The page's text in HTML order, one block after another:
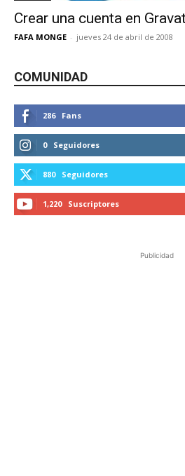
Crear una cuenta en
FAFA MONGE - jueves 24 de abril de 2008
COMUNIDAD
286 Fans
0 Seguidores
880 Seguidores
1,220 Suscriptores
Publicidad